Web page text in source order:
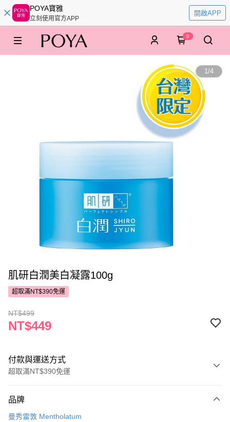
POYA寶雅
立刻使用官方APP
開啟APP
0
1/4
肌研白潤美白凝露100g
超取滿NT$390免運
NT$499
NT$449
付款與運送方式
超取滿NT$390免運
POYA支付
品牌
曼秀雷敦 Mentholatum